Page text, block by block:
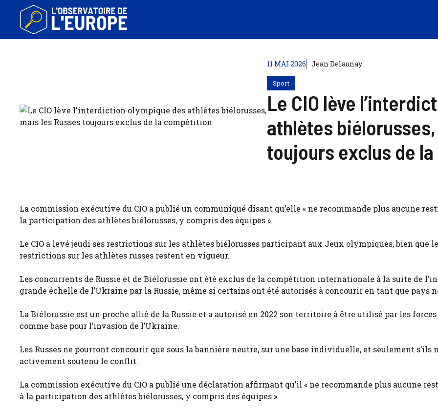
contenu
11 MAI 2026 Jean Delaunay
Sport
Le CIO lève
athlètes
toujours exclus de
La commission exécutive du CIO a publié un communiqué disant qu’elle « ne recommande plus aucune
la participation des athlètes biélorusses, y compris des équipes ».
Le CIO a levé jeudi ses restrictions sur les athlètes biélorusses participant aux Jeux olympiques, bien que
restrictions sur les athlètes russes restent en vigueur.
Les concurrents de Russie et de Biélorussie ont été exclus de la compétition internationale à la suite de
grande échelle de l’Ukraine par la Russie, même si certains ont été autorisés à concourir en tant que pays
La Biélorussie est un proche allié de la Russie et a autorisé en 2022 son territoire à être utilisé par les forces
comme base pour l’invasion de l’Ukraine.
Les Russes ne pourront concourir que sous la bannière neutre, sur une base individuelle, et seulement s’ils
activement soutenu le conflit.
La commission exécutive du CIO a publié une déclaration affirmant qu’il « ne recommande plus aucune
à la participation des athlètes biélorusses, y compris des équipes ».